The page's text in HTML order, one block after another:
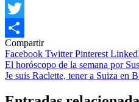
Facebook
Twitter
Compartir
Compartir
Facebook TwitterPinterest
Navegación
de
El horóscopo de la semana por
Je suis Raclette, tener a Suiza en